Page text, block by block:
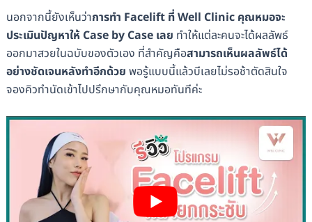
นอกจากนี้ยังเห็นว่าการทำ Facelift ที่ Well Clinic คุณหมอจะ
ประเมินปัญหาให้ Case by Case เลย ทำให้แต่ละคนจะได้ผลลัพธ์
ออกมาสวยในฉบับของตัวเอง ที่สำคัญคือสามารถเห็นผลลัพธ์ได้
อย่างชัดเจนหลังทำอีกด้วย พอรู้แบบนี้แล้วบีเลยไม่รอช้าตัดสินใจ
จองคิวทำนัดเข้าไปปรึกษากับคุณหมอทันทีค่ะ